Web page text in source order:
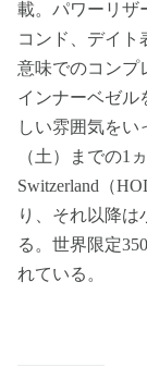
載。パワーリザ
コンド、デイト
意味でのコンプ
インナーベゼル
しい雰囲気をい
（土）までの1
Switzerland（
り、それ以降
る。世界限定
れている。